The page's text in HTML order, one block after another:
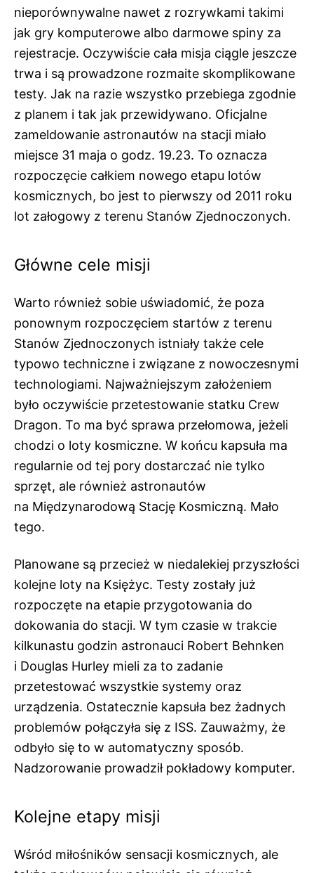
nieporównywalne nawet z rozrywkami takimi
jak gry komputerowe albo darmowe spiny za
rejestracje. Oczywiście cała misja ciągle jeszcze
trwa i są prowadzone rozmaite skomplikowane
testy. Jak na razie wszystko przebiega zgodnie
z planem i tak jak przewidywano. Oficjalne
zameldowanie astronautów na stacji miało
miejsce 31 maja o godz. 19.23. To oznacza
rozpoczęcie całkiem nowego etapu lotów
kosmicznych, bo jest to pierwszy od 2011 roku
lot załogowy z terenu Stanów Zjednoczonych.
Główne cele misji
Warto również sobie uświadomić, że poza
ponownym rozpoczęciem startów z terenu
Stanów Zjednoczonych istniały także cele
typowo techniczne i związane z nowoczesnymi
technologiami. Najważniejszym założeniem
było oczywiście przetestowanie statku Crew
Dragon. To ma być sprawa przełomowa, jeżeli
chodzi o loty kosmiczne. W końcu kapsuła ma
regularnie od tej pory dostarczać nie tylko
sprzęt, ale również astronautów
na Międzynarodową Stację Kosmiczną. Mało
tego.
Planowane są przecież w niedalekiej przyszłości
kolejne loty na Księżyc. Testy zostały już
rozpoczęte na etapie przygotowania do
dokowania do stacji. W tym czasie w trakcie
kilkunastu godzin astronauci Robert Behnken
i Douglas Hurley mieli za to zadanie
przetestować wszystkie systemy oraz
urządzenia. Ostatecznie kapsuła bez żadnych
problemów połączyła się z ISS. Zauważmy, że
odbyło się to w automatyczny sposób.
Nadzorowanie prowadził pokładowy komputer.
Kolejne etapy misji
Wśród miłośników sensacji kosmicznych, ale